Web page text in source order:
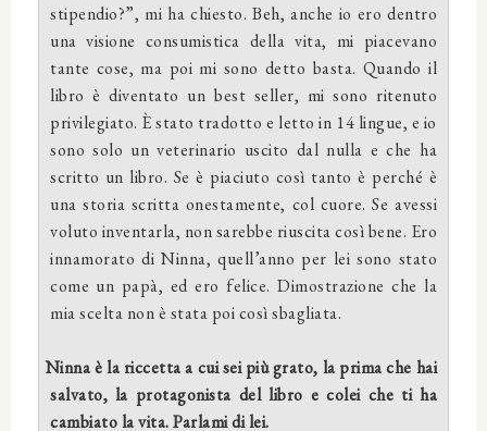
stipendio?”, mi ha chiesto. Beh, anche io ero dentro
una visione consumistica della vita, mi piacevano
tante cose, ma poi mi sono detto basta. Quando il
libro è diventato un best seller, mi sono ritenuto
privilegiato. È stato tradotto e letto in 14 lingue, e io
sono solo un veterinario uscito dal nulla e che ha
scritto un libro. Se è piaciuto così tanto è perché è
una storia scritta onestamente, col cuore. Se avessi
voluto inventarla, non sarebbe riuscita così bene. Ero
innamorato di Ninna, quell’anno per lei sono stato
come un papà, ed ero felice. Dimostrazione che la
mia scelta non è stata poi così sbagliata.
Ninna è la riccetta a cui sei più grato, la prima che hai
salvato, la protagonista del libro e colei che ti ha
cambiato la vita. Parlami di lei.